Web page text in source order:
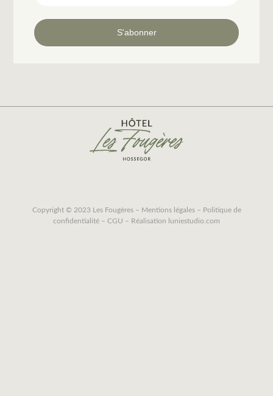
S'abonner
Copyright © 2023 Les Fougères – Mentions légales– Politique de
confidentialité – CGU – Réalisation luniestudio.com